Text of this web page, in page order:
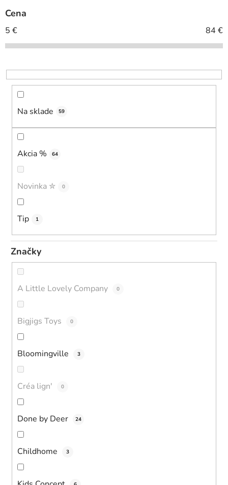
e
p
r
o
u
Cena
5 € 84 €
Na sklade 59
Akcia % 64
Novinka ✮ 0
Tip 1
Značky
A Little Lovely Company 0
Bigjigs Toys 0
Bloomingville 3
Créa lign' 0
Done by Deer 24
Childhome 3